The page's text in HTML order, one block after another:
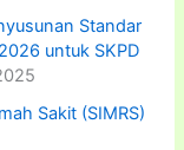
Standar
untuk SKPD
Sakit (SIMRS)